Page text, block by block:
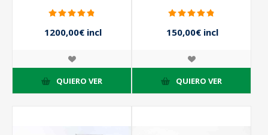
- 84530H8000 - 84711H8AA0
1200,00€ incl
QUIERO VER
150,00€ incl
QUIERO VER